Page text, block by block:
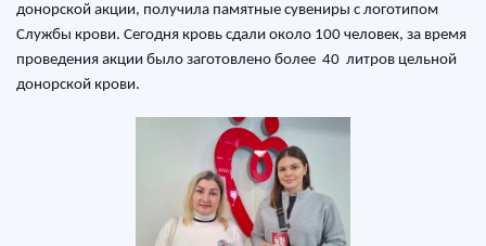
донорской акции, получила памятные сувениры с логотипом
Службы крови. Сегодня кровь сдали около 100 человек, за время
проведения акции было заготовлено более 40 литров цельной
донорской крови.